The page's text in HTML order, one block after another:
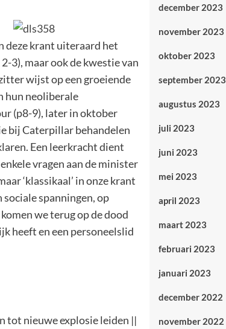
deze krant uiteraard het
3), maar ook de kwestie van
wijst op een groeiende
hun neoliberale
(p8-9), later in oktober
bij Caterpillar behandelen
Een leerkracht dient
vragen aan de minister
‘klassikaal’ in onze krant
spanningen, op
we terug op de dood
heeft en een personeelslid
tot nieuwe explosie leiden ||
december 2023
november 2023
oktober 2023
september 2023
augustus 2023
juli 2023
juni 2023
mei 2023
april 2023
maart 2023
februari 2023
januari 2023
december 2022
november 2022